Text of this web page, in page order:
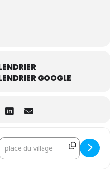
GOOGLE
- Foire aux fromages à
Destination Address - Foire aux